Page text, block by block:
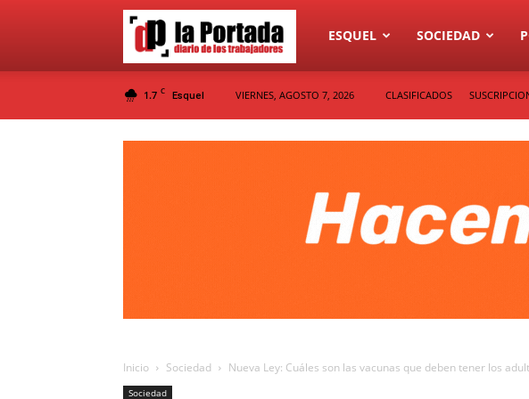
Diario
La
ESQUEL SOCIEDAD
1.7 C Esquel VIERNES, AGOSTO 7, 2026 CLASIFICADOS
Inicio Sociedad Nueva Ley: Cuáles son las vacunas que deben tener los
Sociedad